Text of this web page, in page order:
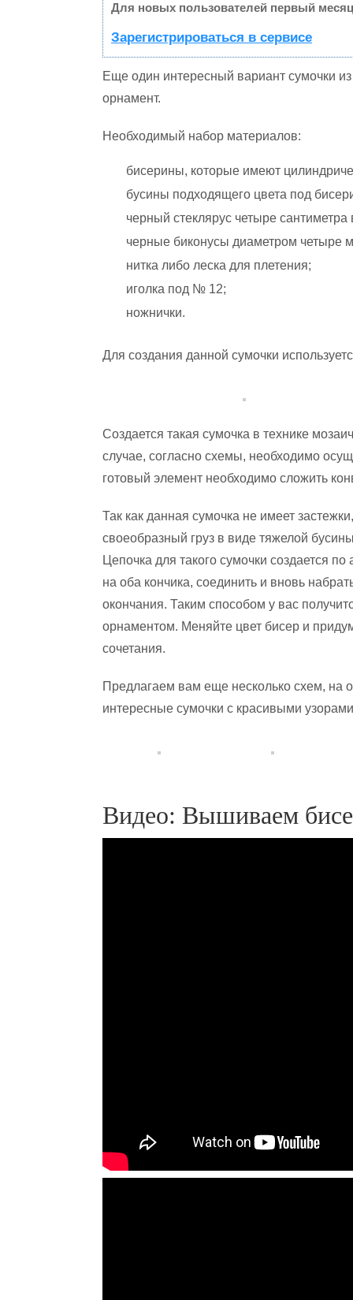
Для новых пользователей первый
Зарегистрироваться в сервисе
Еще один интересный вариант сумочки
орнамент.
Необходимый набор материалов:
бисерины, которые имеют
бусины подходящего цвета под
черный стеклярус четыре сантиметра
черные биконусы диаметром четыре
нитка либо леска для плетения;
иголка под № 12;
ножнички.
Для создания данной сумочки
Создается такая сумочка в технике
случае, согласно схемы, необходимо
готовый элемент необходимо сложить
Так как данная сумочка не имеет
своеобразный груз в виде тяжелой
Цепочка для такого сумочки создается
на оба кончика, соединить и вновь
окончания. Таким способом у вас
орнаментом. Меняйте цвет бисер и
сочетания.
Предлагаем вам еще несколько схем, на
интересные сумочки с красивыми
Видео: Вышиваем